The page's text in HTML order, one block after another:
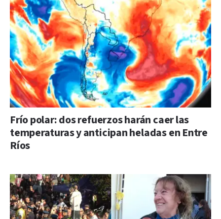
Frío polar: dos refuerzos harán caer las
temperaturas y anticipan heladas en Entre
Ríos